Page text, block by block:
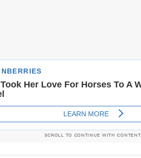
SCROLL TO CONTINUE WITH CONTENT